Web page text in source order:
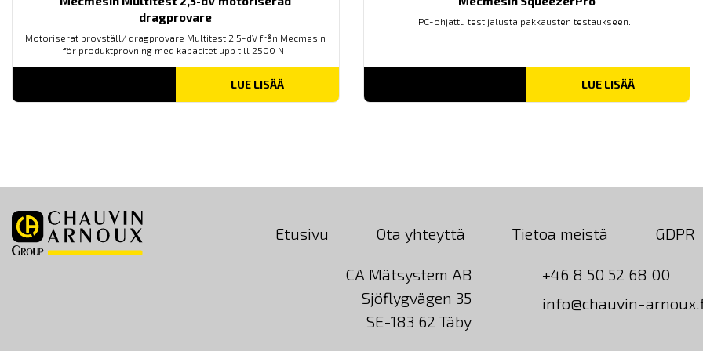
dragprovare
Motoriserat provställ/ dragprovare Multitest 2,5-dV från Mecmesin
för produktprovning med kapacitet upp till 2500 N
LUE LISÄÄ
PC-ohjattu testijalusta pakkausten testaukseen.
LUE LISÄÄ
Etusivu Ota yhteyttä Tietoa meistä GDPR
CA Mätsystem AB
Sjöflygvägen 35
SE-183 62 Täby
+46 8 50 52 68 00
info@chauvin-